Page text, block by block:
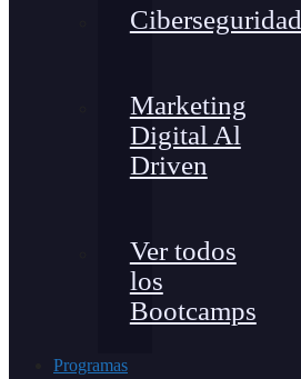
Ciberseguridad
Marketing
Digital Al
Driven
Ver todos
los
Bootcamps
Programas